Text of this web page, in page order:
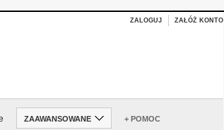
ZALOGUJ ZAŁÓŻ KONTO
ZAAWANSOWANE + POMOC